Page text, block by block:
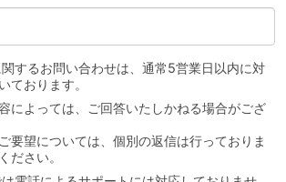
するお問い合わせは、通常5営業日以内に対
ております。
によっては、ご回答いたしかねる場合がござ
要望については、個別の返信は行っておりま
ださい。